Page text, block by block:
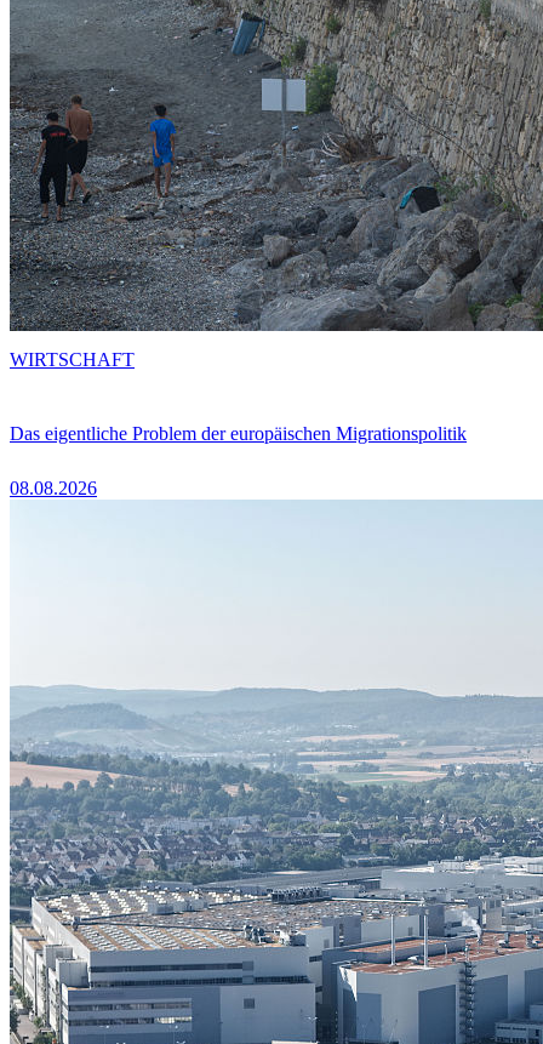
Das eigentliche Problem der europäischen Migrationspolitik
08.08.2026
WIRTSCHAFT